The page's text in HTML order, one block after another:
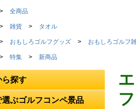
全商品
雑貨 タオル
おもしろゴルフグッズ おもしろゴルフ
特集 新商品
ら探す
選ぶゴルフコンペ景品
フ